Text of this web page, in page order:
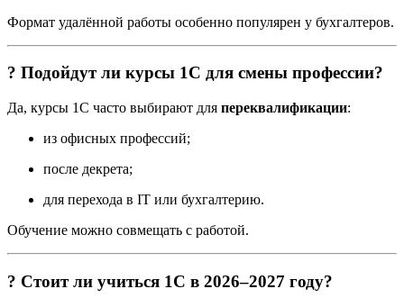
Формат удалённой работы особенно популярен у бухгалтеров.
? Подойдут ли курсы 1С для смены профессии?
Да, курсы 1С часто выбирают для переквалификации:
из офисных профессий;
после декрета;
для перехода в IT или бухгалтерию.
Обучение можно совмещать с работой.
? Стоит ли учиться 1С в 2026–2027 году?